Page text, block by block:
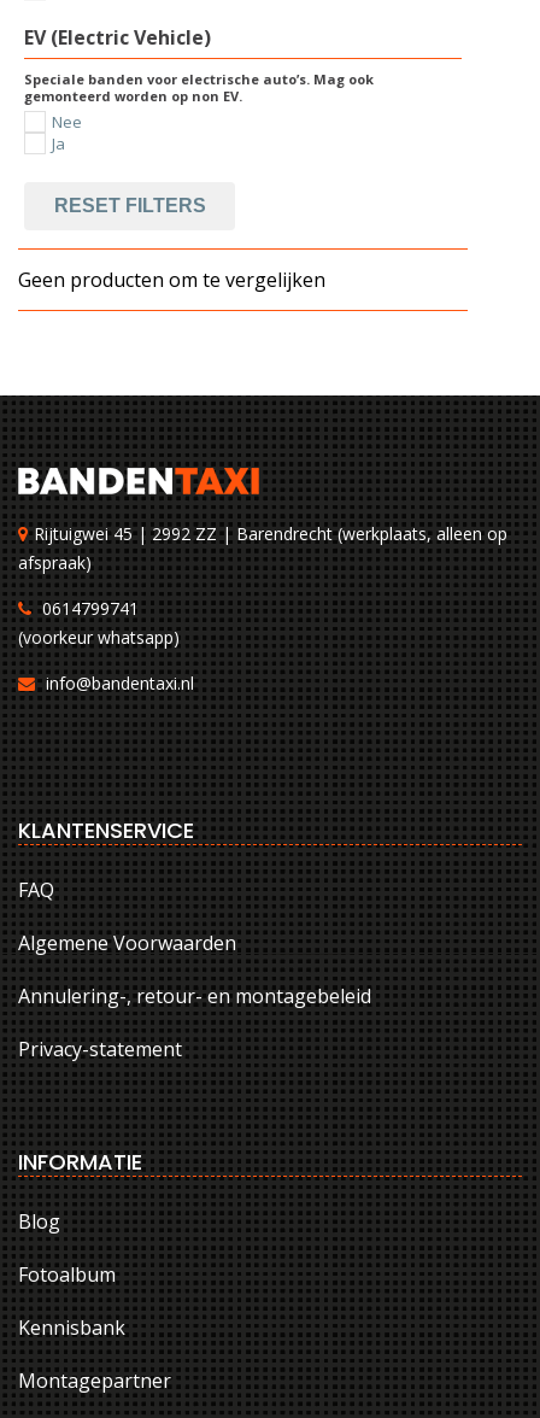
EV (Electric Vehicle)
Speciale banden voor electrische auto’s. Mag ook
gemonteerd worden op non EV.
Nee
Ja
RESET FILTERS
Geen producten om te vergelijken
Rijtuigwei 45 | 2992 ZZ | Barendrecht (werkplaats, alleen op
afspraak)
0614799741
(voorkeur whatsapp)
info@bandentaxi.nl
KLANTENSERVICE
FAQ
Algemene Voorwaarden
Annulering-, retour- en montagebeleid
Privacy-statement
INFORMATIE
Blog
Fotoalbum
Kennisbank
Montagepartner